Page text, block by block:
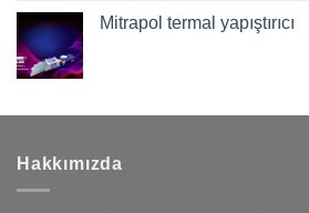
Mitrapol termal yapıştırıcı
Hakkımızda